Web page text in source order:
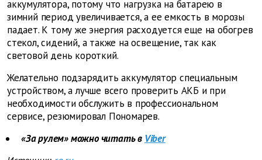
аккумулятора, потому что нагрузка на батарею в
зимний период увеличивается, а ее емкость в морозы
падает. К тому же энергия расходуется еще на обогрев
стекол, сидений, а также на освещение, так как
световой день короткий.
Желательно подзарядить аккумулятор специальным
устройством, а лучше всего проверить АКБ и при
необходимости обслужить в профессиональном
сервисе, резюмировал Пономарев.
«За рулем» можно читать в Viber